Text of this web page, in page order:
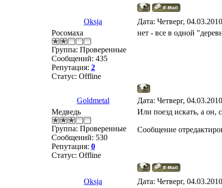
Oksja
Дата: Четверг,
Росомаха
Группа: Проверенные
Сообщений: 435
Репутация: 2
Статус: Offline
нет - все в одной
Goldmetal
Дата: Четверг,
Медведь
Группа: Проверенные
Сообщений: 530
Репутация: 0
Статус: Offline
Или поезд искать, а он,
Сообщение
Oksja
Дата: Четверг,